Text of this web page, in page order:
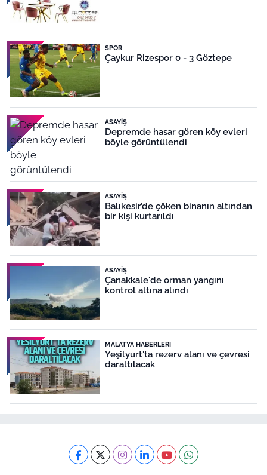
SPOR
Çaykur Rizespor 0 - 3 Göztepe
ASAYIŞ
Depremde hasar gören köy evleri
böyle görüntülendi
ASAYIŞ
Balıkesir’de çöken binanın altından
bir kişi kurtarıldı
ASAYIŞ
Çanakkale'de orman yangını
kontrol altına alındı
MALATYA HABERLERI
Yeşilyurt'ta rezerv alanı ve çevresi
daraltılacak